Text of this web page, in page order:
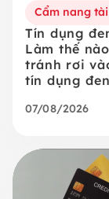
Cẩm nang
Tín dụng
Làm thế
tránh rơi
tín dụng
07/08/2026